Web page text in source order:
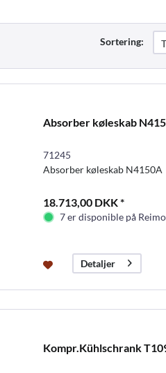
Sortering:
Absorber køleskab
71245
Absorber køleskab N4150A
18.713,00 DKK *
7 er disponible på
Detaljer
Kompr.Kühlschrank